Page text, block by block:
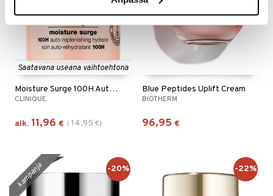
Saatavana useana vaihtoehtona
Moisture Surge 100H Auto Replenishing Hydrator
CLINIQUE
alk. 11,96 € ( 14,95 €)
Blue Peptides Uplift Cream
BIOTHERM
96,95 €
kampanja -20% -22%